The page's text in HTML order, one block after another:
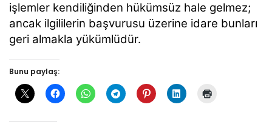
işlemler kendiliğinden hükümsüz hale gelmez;
ancak ilgililerin başvurusu üzerine idare bunları
geri almakla yükümlüdür.
Bunu paylaş: